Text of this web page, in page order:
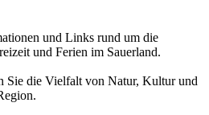
und Links rund um die
und Ferien im Sauerland.
Sie die Vielfalt von Natur, Kultur und